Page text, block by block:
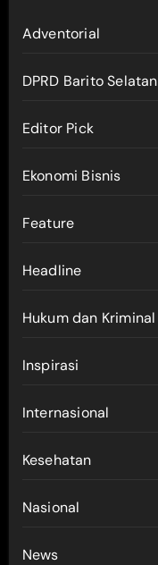
Adventorial
DPRD Barito Selatan
Editor Pick
Ekonomi Bisnis
Feature
Headline
Hukum dan Kriminal
Inspirasi
Internasional
Kesehatan
Nasional
News